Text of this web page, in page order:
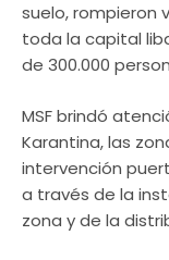
suelo, rompieron
toda la capital
de 300.000
MSF brindó
Karantina, las
intervención
a través de la
zona y de la